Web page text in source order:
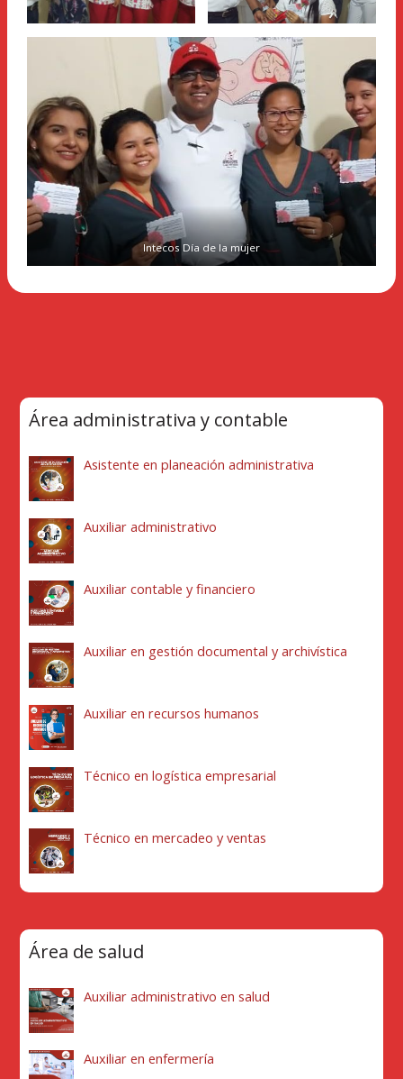
Intecos Día de la mujer
Área administrativa y contable
Asistente en planeación administrativa
Auxiliar administrativo
Auxiliar contable y financiero
Auxiliar en gestión documental y archivística
Auxiliar en recursos humanos
Técnico en logística empresarial
Técnico en mercadeo y ventas
Área de salud
Auxiliar administrativo en salud
Auxiliar en enfermería